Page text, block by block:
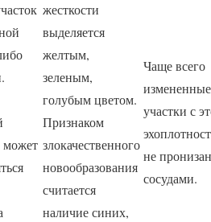
может
жесткости
выделяется
желтым,
зеленым,
голубым цветом.
Признаком
злокачественного
новообразования
считается
наличие синих,
Чаще всего
измененные
участки с
не
сосудами.